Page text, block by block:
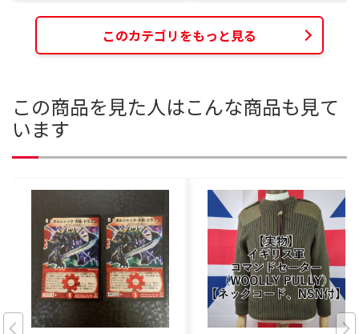
このカテゴリをもっと見る
この商品を見た人はこんな商品も見て
います